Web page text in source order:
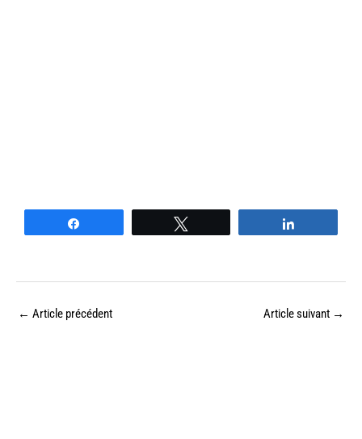
← Article précédent Article suivant →